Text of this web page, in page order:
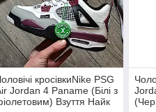
кросівкиNike PSG
Jordan 4 Paname (Білі з
Взуття Найк